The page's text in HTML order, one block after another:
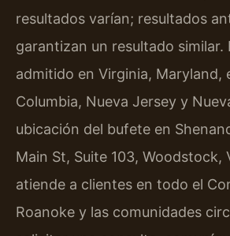
resultados varían; resultados
garantizan un resultado similar.
admitido en Virginia, Maryland,
Columbia, Nueva Jersey y
ubicación del bufete en
Main St, Suite 103,
atiende a clientes en todo el
Roanoke y las comunidades